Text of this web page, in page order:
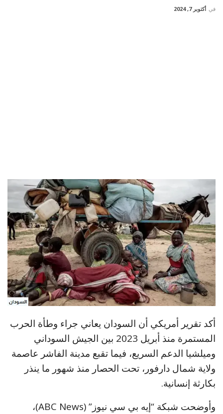
في أكتوبر 7, 2024
أكد تقرير أمريكي أن السودان يعاني جراء وطأة الحرب
المستمرة منذ أبريل 2023 بين الجيش السوداني
وميلشيا الدعم السريع، فيما تقبع مدينة الفاشر عاصمة
ولاية شمال دارفور، تحت الحصار منذ شهور ما ينذر
بكارثة إنسانية.
وأوضحت شبكة “إيه بي سي نيوز” (ABC News)،